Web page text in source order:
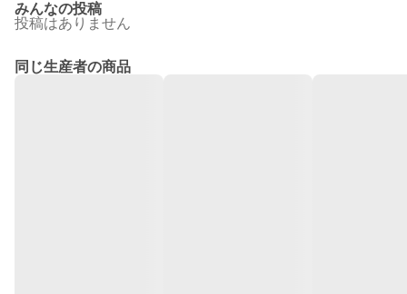
みんなの投稿
投稿はありません
同じ生産者の商品